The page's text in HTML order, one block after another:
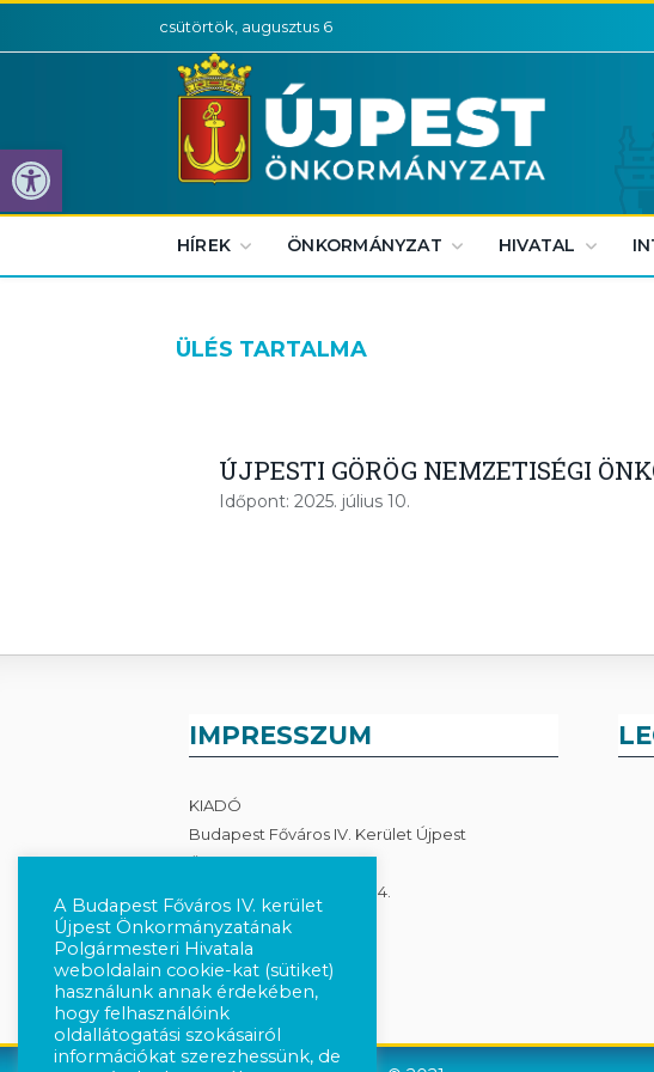
Eszköztár megnyitása
csütörtök, augusztus 6
HÍREK ÖNKORMÁNYZAT HIVATAL
ÜLÉS TARTALMA
ÚJPESTI GÖRÖG NEMZETISÉGI
Időpont: 2025. július 10.
IMPRESSZUM
KIADÓ
Budapest Főváros IV. Kerület Újpest
Önkormányzata
1041 Budapest, István út 14.
Adatkezelés
A Budapest Főváros IV. kerület
Újpest Önkormányzatának
Polgármesteri Hivatala
weboldalain cookie-kat (sütiket)
használunk annak érdekében,
hogy felhasználóink
oldallátogatási szokásairól
információkat szerezhessünk, de